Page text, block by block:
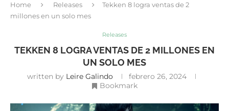
Home Releases
Tekken 8 logra ventas de 2
millones en un solo mes
Releases
TEKKEN 8 LOGRA VENTAS DE 2 MILLONES EN
UN SOLO MES
written by Leire Galindo
febrero 26, 2024
Bookmark